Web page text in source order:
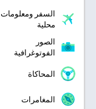
السفر ومعلومات
محلية
الصور
الفوتوغرافية
المحاكاة
المغامرات